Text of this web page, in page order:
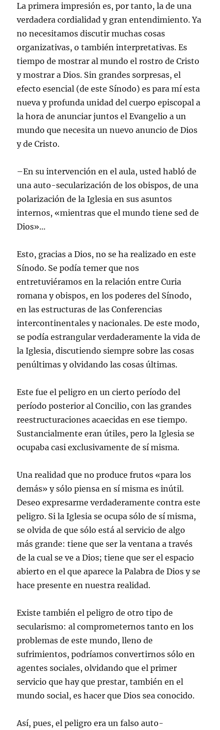
La primera impresión es, por tanto, la de una
verdadera cordialidad y gran entendimiento. Ya
no necesitamos discutir muchas cosas
organizativas, o también interpretativas. Es
tiempo de mostrar al mundo el rostro de Cristo
y mostrar a Dios. Sin grandes sorpresas, el
efecto esencial (de este Sínodo) es para mí esta
nueva y profunda unidad del cuerpo episcopal a
la hora de anunciar juntos el Evangelio a un
mundo que necesita un nuevo anuncio de Dios
y de Cristo.
–En su intervención en el aula, usted habló de
una auto-secularización de los obispos, de una
polarización de la Iglesia en sus asuntos
internos, «mientras que el mundo tiene sed de
Dios»…
Esto, gracias a Dios, no se ha realizado en este
Sínodo. Se podía temer que nos
entretuviéramos en la relación entre Curia
romana y obispos, en los poderes del Sínodo,
en las estructuras de las Conferencias
intercontinentales y nacionales. De este modo,
se podía estrangular verdaderamente la vida de
la Iglesia, discutiendo siempre sobre las cosas
penúltimas y olvidando las cosas últimas.
Este fue el peligro en un cierto período del
período posterior al Concilio, con las grandes
reestructuraciones acaecidas en ese tiempo.
Sustancialmente eran útiles, pero la Iglesia se
ocupaba casi exclusivamente de sí misma.
Una realidad que no produce frutos «para los
demás» y sólo piensa en sí misma es inútil.
Deseo expresarme verdaderamente contra este
peligro. Si la Iglesia se ocupa sólo de sí misma,
se olvida de que sólo está al servicio de algo
más grande: tiene que ser la ventana a través
de la cual se ve a Dios; tiene que ser el espacio
abierto en el que aparece la Palabra de Dios y se
hace presente en nuestra realidad.
Existe también el peligro de otro tipo de
secularismo: al comprometernos tanto en los
problemas de este mundo, lleno de
sufrimientos, podríamos convertirnos sólo en
agentes sociales, olvidando que el primer
servicio que hay que prestar, también en el
mundo social, es hacer que Dios sea conocido.
Así, pues, el peligro era un falso auto-